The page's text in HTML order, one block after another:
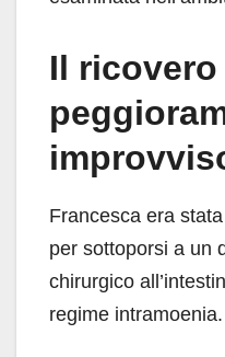
Il ricovero
Francesca era
per sottoporsi a un
chirurgico
regime intramoenia.